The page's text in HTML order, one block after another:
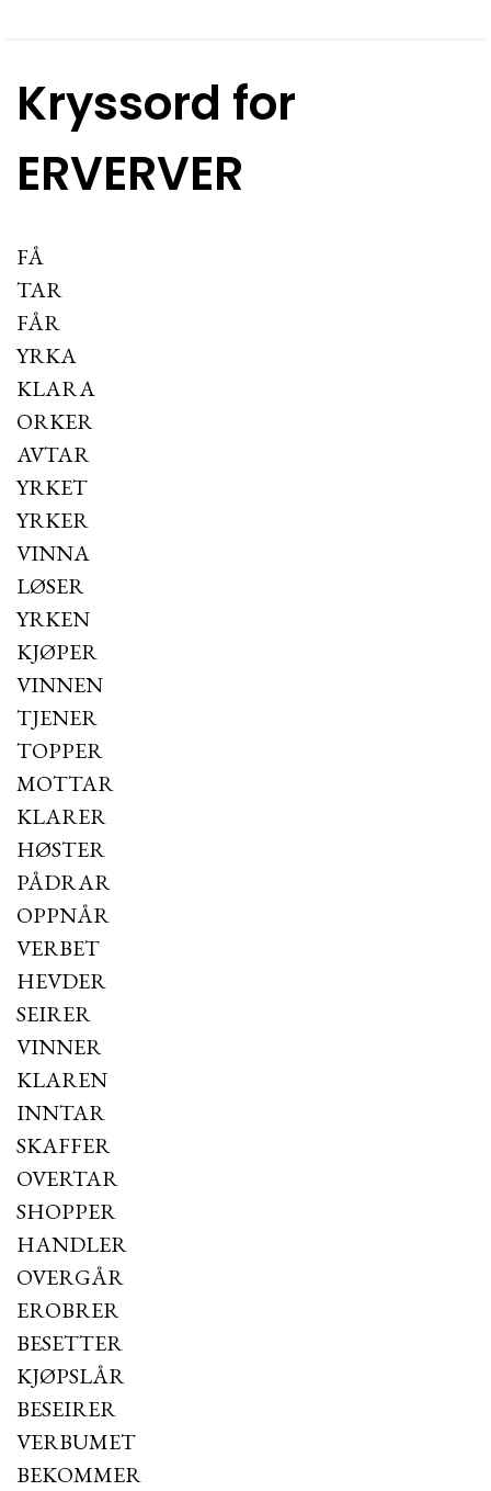
Kryssord for
ERVERVER
FÅ
TAR
FÅR
YRKA
KLARA
ORKER
AVTAR
YRKET
YRKER
VINNA
LØSER
YRKEN
KJØPER
VINNEN
TJENER
TOPPER
MOTTAR
KLARER
HØSTER
PÅDRAR
OPPNÅR
VERBET
HEVDER
SEIRER
VINNER
KLAREN
INNTAR
SKAFFER
OVERTAR
SHOPPER
HANDLER
OVERGÅR
EROBRER
BESETTER
KJØPSLÅR
BESEIRER
VERBUMET
BEKOMMER